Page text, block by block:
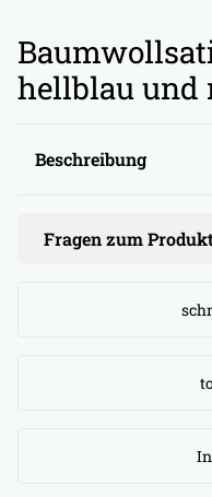
hellblau und
Beschreibung
Fragen zum